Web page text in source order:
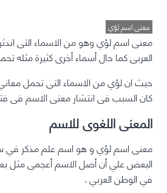
معنى اسم لؤي
معنى اسم لؤيوهو من الاسماء التى
العربى كما حال أسماء أخرى كثيرة مثله
حيث ان لؤي من الاسماء التى تحمل
كان السبب فى انتشار معنى الاسم فى
المعنى اللغوى للاسم
معنى اسم لؤي و هو اسم علم مذكر في
البعض علي أن أصل الاسم أعجمى مثل
في الوطن العربي .